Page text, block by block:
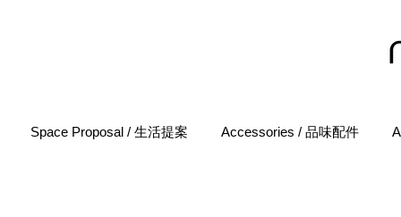
Space Proposal / 生活提案 Accessories / 品味配件